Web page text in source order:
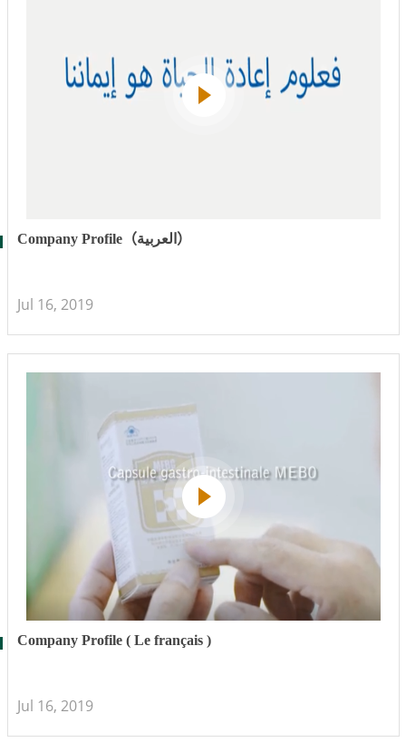
Company Profile（العربية）
Jul 16, 2019
Company Profile ( Le français )
Jul 16, 2019